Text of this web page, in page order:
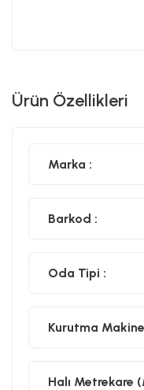
Ürün Özellikleri
Marka :
Barkod :
Oda Tipi :
Kurutma
Halı Metrekare